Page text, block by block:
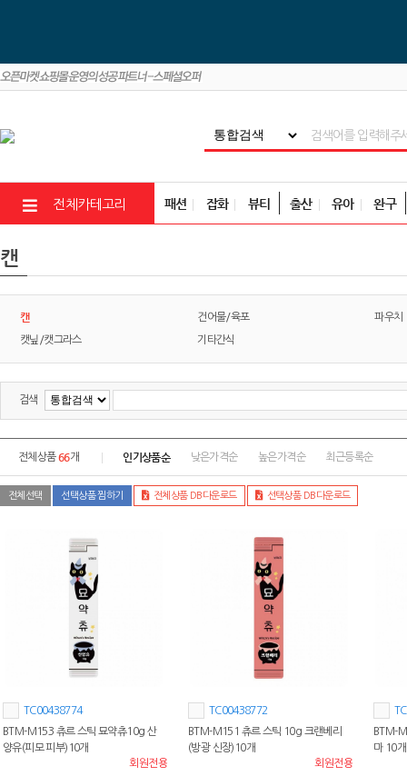
전체카테고리 패션 잡화 뷰티 출산 유아 완구
캔
캔 건어물/육포 파우치
캣닢/캣그라스 기타간식
검색
전체상품66개 인기상품순 낮은가격순 높은가격순 최근등록순
전체선택 선택상품 찜하기 전체상품 DB다운로드 선택상품 DB다운로드
TC00438774
BTM-M153 츄르 스틱 묘약츄10g 산
양유(피모 피부)10개
회원전용
TC00438772
BTM-M151 츄르 스틱 10g 크랜베리
(방광 신장)10개
회원전용
BTM-
마 10개